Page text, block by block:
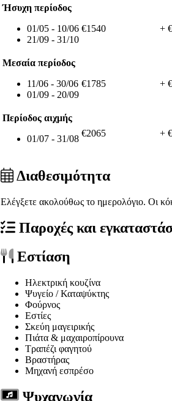
Ήσυχη περίοδος
01/05 - 10/06
21/09 - 31/10
€1540 +
Μεσαία περίοδος
11/06 - 30/06
01/09 - 20/09
€1785 +
Περίοδος αιχμής
01/07 - 31/08
€2065 +
Διαθεσιμότητα
Ελέγξετε ακολούθως το ημερολόγιο. Οι
Παροχές και
Εστίαση
Ηλεκτρική κουζίνα
Ψυγείο / Καταψύκτης
Φούρνος
Εστίες
Σκεύη μαγειρικής
Πιάτα & μαχαιροπίρουνα
Τραπέζι φαγητού
Βραστήρας
Μηχανή εσπρέσο
Ψυχαγωγία